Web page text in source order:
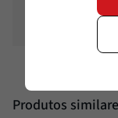
Produtos